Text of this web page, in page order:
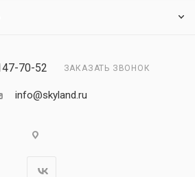
70-52 ЗАКАЗАТЬ ЗВОНОК
info@skyland.ru